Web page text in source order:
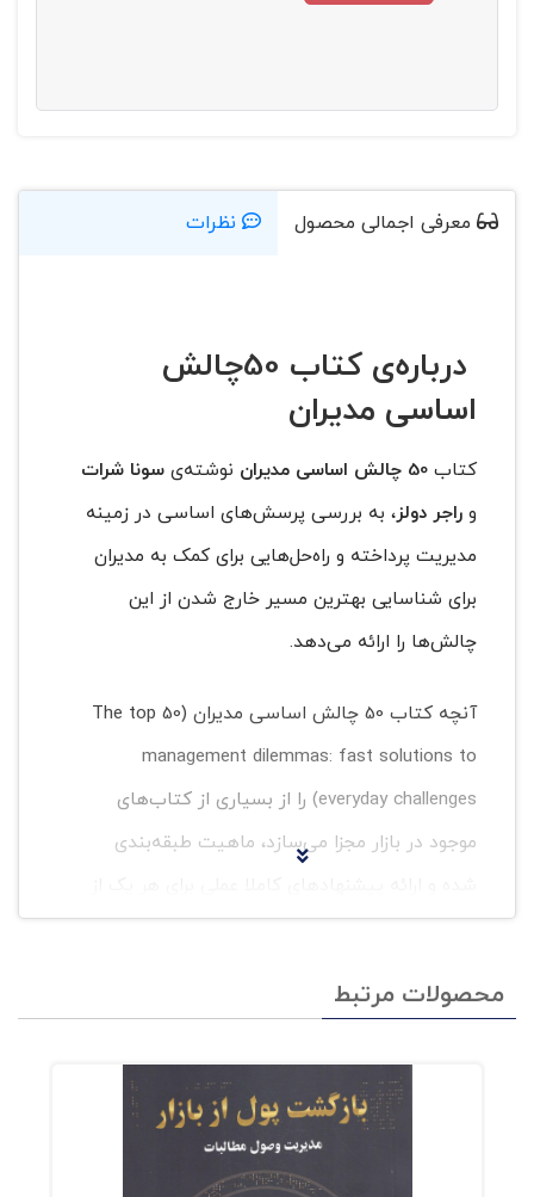
معرفی اجمالی محصول نظرات
درباره‌ی کتاب 50چالش
اساسی مدیران
کتاب 50 چالش اساسی مدیران نوشته‌ی سونا شرات
و راجر دولز، به بررسی پرسش‌های‌ اساسی در زمینه
مدیریت پرداخته و راه‌حل‌هایی برای کمک به مدیران
برای شناسایی بهترین مسیر خارج شدن از این
چالش‌ها را ارائه می‌دهد.
آنچه کتاب 50 چالش اساسی مدیران (The top 50
management dilemmas: fast solutions to
everyday challenges) را از بسیاری از کتاب‌های
موجود در بازار مجزا می‌سازد، ماهیت طبقه‌بندی
مسائل موجود است. به این ترتیب، نه تنها شما به
مدیریت تیم دسترسی دارد، بلکه می‌تواند راه‌حلی
بنابر گفته‌ی سونا شرات (Sona Sherratt) و راجر دولز
(Roger Delves) یکی از اصلی‌ترین مشکلات بشر در
محصولات مرتبط